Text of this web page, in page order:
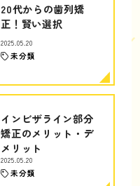
20代からの歯列矯
正！賢い選択
2025.05.20
未分類
インビザライン部分
矯正のメリット・デ
メリット
2025.05.20
未分類